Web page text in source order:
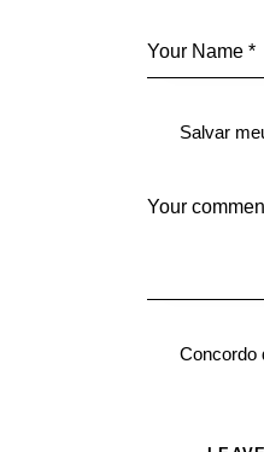
Salvar
Concordo